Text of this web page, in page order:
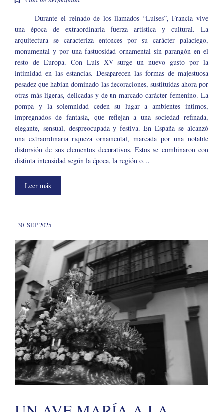
Durante el reinado de los llamados “Luises”, Francia vive
una época de extraordinaria fuerza artística y cultural. La
arquitectura se caracteriza entonces por su carácter palaciego,
monumental y por una fastuosidad ornamental sin parangón en el
resto de Europa. Con Luis XV surge un nuevo gusto por la
intimidad en las estancias. Desaparecen las formas de majestuosa
pesadez que habían dominado las decoraciones, sustituidas ahora por
otras más ligeras, delicadas y de un marcado carácter femenino. La
pompa y la solemnidad ceden su lugar a ambientes íntimos,
impregnados de fantasía, que reflejan a una sociedad refinada,
elegante, sensual, despreocupada y festiva. En España se alcanzó
una extraordinaria riqueza ornamental, marcada por una notable
distorsión de sus elementos decorativos. Estos se combinaron con
distinta intensidad según la época, la región o…
Leer más
30 SEP 2025